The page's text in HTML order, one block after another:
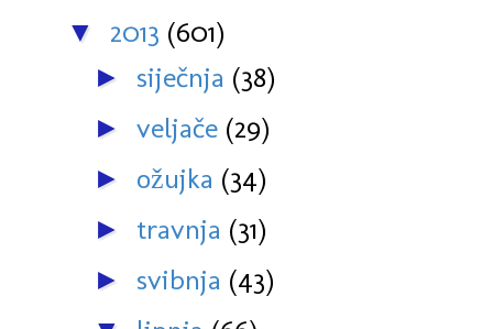
▼ 2013 (601)
► siječnja (38)
► veljače (29)
► ožujka (34)
► travnja (31)
► svibnja (43)